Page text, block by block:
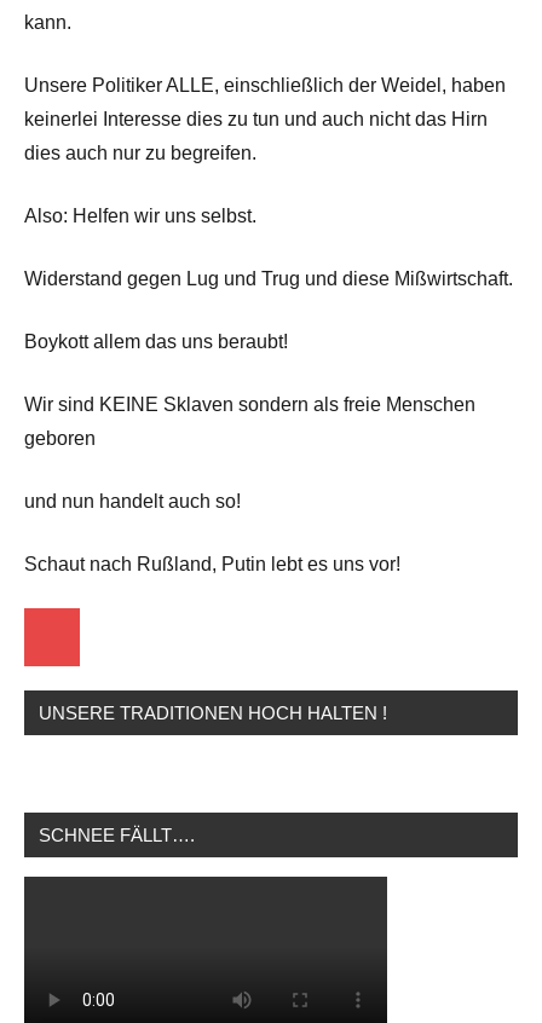
kann.
Unsere Politiker ALLE, einschließlich der Weidel, haben
keinerlei Interesse dies zu tun und auch nicht das Hirn
dies auch nur zu begreifen.
Also: Helfen wir uns selbst.
Widerstand gegen Lug und Trug und diese Mißwirtschaft.
Boykott allem das uns beraubt!
Wir sind KEINE Sklaven sondern als freie Menschen
geboren
und nun handelt auch so!
Schaut nach Rußland, Putin lebt es uns vor!
UNSERE TRADITIONEN HOCH HALTEN !
SCHNEE FÄLLT….